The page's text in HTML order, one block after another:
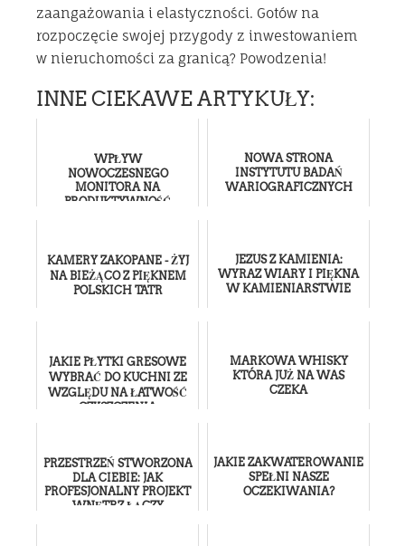
zaangażowania i elastyczności. Gotów na
rozpoczęcie swojej przygody z inwestowaniem
w nieruchomości za granicą? Powodzenia!
INNE CIEKAWE ARTYKUŁY:
WPŁYW
NOWOCZESNEGO
MONITORA NA
PRODUKTYWNOŚĆ
NOWA STRONA
INSTYTUTU BADAŃ
WARIOGRAFICZNYCH
KAMERY ZAKOPANE - ŻYJ
NA BIEŻĄCO Z PIĘKNEM
POLSKICH TATR
JEZUS Z KAMIENIA:
WYRAZ WIARY I PIĘKNA
W KAMIENIARSTWIE
JAKIE PŁYTKI GRESOWE
WYBRAĆ DO KUCHNI ZE
WZGLĘDU NA ŁATWOŚĆ
CZYSZCZENIA
MARKOWA WHISKY
KTÓRA JUŻ NA WAS
CZEKA
PRZESTRZEŃ STWORZONA
DLA CIEBIE: JAK
PROFESJONALNY PROJEKT
WNĘTRZ ŁĄCZY
JAKIE ZAKWATEROWANIE
SPEŁNI NASZE
OCZEKIWANIA?